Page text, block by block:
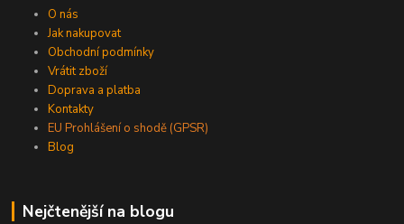
O nás
Jak nakupovat
Obchodní podmínky
Vrátit zboží
Doprava a platba
Kontakty
EU Prohlášení o shodě (GPSR)
Blog
Nejčtenější na blogu